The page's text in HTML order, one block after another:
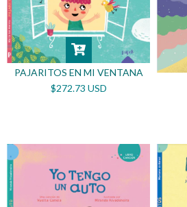
PAJARITOS EN MI VENTANA
$272.73 USD